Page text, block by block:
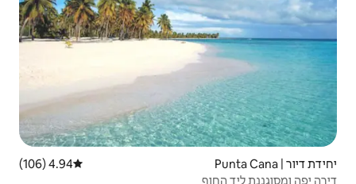
דירוג ממוצע של 4.94 מתוך 5, 106 ביקורות
4.94 (106)